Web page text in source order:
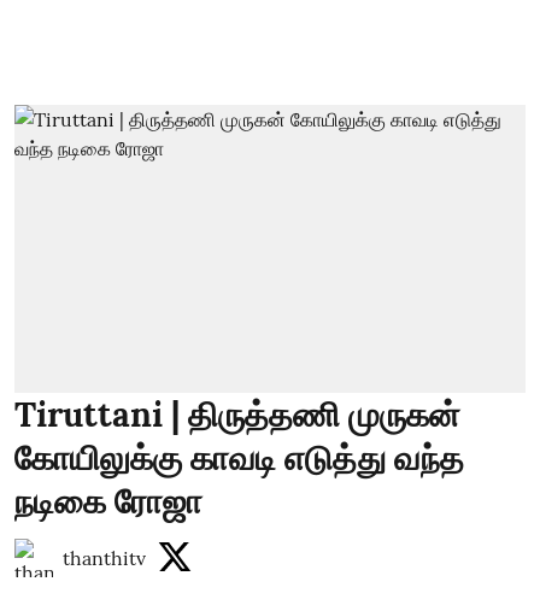
Tiruttani | திருத்தணி முருகன்
கோயிலுக்கு காவடி எடுத்து வந்த
நடிகை ரோஜா
thanthitv